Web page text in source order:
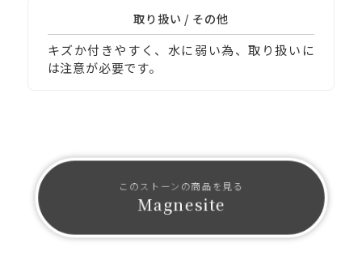
取り扱い / その他
キズか付きやすく、水に弱い為、取り扱いに
は注意が必要です。
Magnesite
このストーンの商品を見る